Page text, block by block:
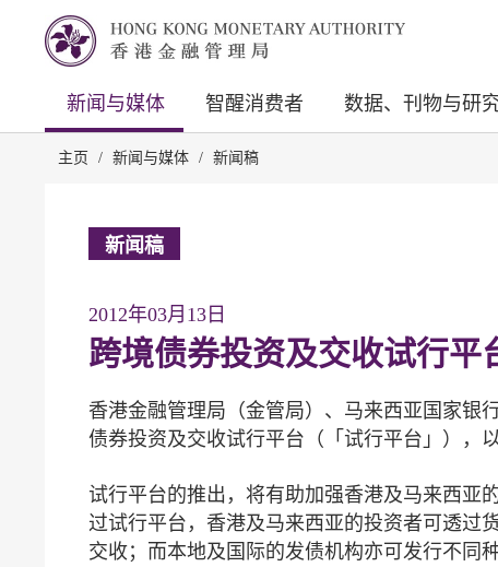
新闻与媒体 智醒消费者 数据、刊物与研
主页 / 新闻与媒体 / 新闻稿
新闻稿
2012年03月13日
跨境债券投资及交收试行平
香港金融管理局（金管局）、马来西亚国家银
债券投资及交收试行平台（「试行平台」），
试行平台的推出，将有助加强香港及马来西亚
过试行平台，香港及马来西亚的投资者可透过
交收；而本地及国际的发债机构亦可发行不同